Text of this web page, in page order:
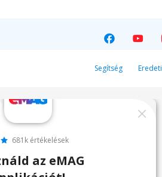
Segítség
681k értékelések
az eMAG